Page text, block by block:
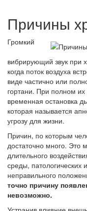
Причины
Громкий
вибрирующий звук при
когда поток воздуха
виде частично или
гортани. При полном
временная остановка
которая называется
угрозу для жизни.
Причин, по которым
достаточно много. Это
длительного
среды, патологических
неправильного
точно причину
невозможно.